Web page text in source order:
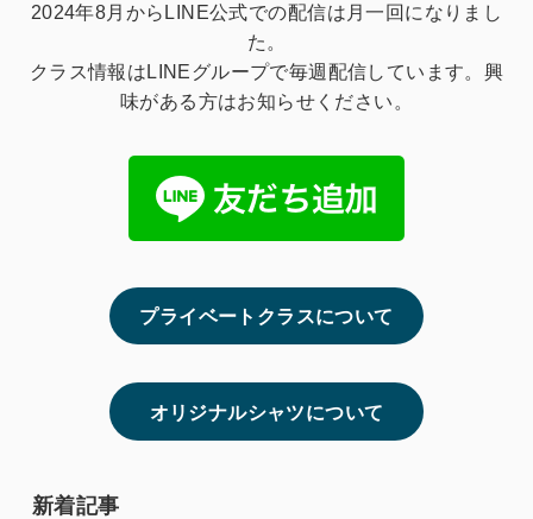
2024年8月からLINE公式での配信は月一回になりまし
た。
クラス情報はLINEグループで毎週配信しています。興
味がある方はお知らせください。
プライベートクラスについて
オリジナルシャツについて
新着記事